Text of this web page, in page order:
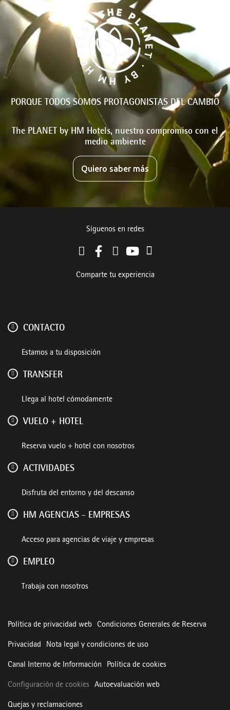
PORQUE TODOS SOMOS PROTAGONISTAS DEL CAMBIO
The PLANET by HM Hotels, nuestro compromiso con el
medio ambiente
Quiero saber más
Síguenos en redes
Comparte tu experiencia
CONTACTO
Estamos a tu disposición
TRANSFER
Llega al hotel cómodamente
VUELO + HOTEL
Reserva vuelo + hotel con nosotros
ACTIVIDADES
Disfruta del entorno y del descanso
HM AGENCIAS - EMPRESAS
Acceso para agencias de viaje y empresas
EMPLEO
Trabaja con nosotros
Política de privacidad web Condiciones Generales de Reserva
Privacidad Nota legal y condiciones de uso
Canal Interno de Información Política de cookies
Configuración de cookies Autoevaluación web
Quejas y reclamaciones